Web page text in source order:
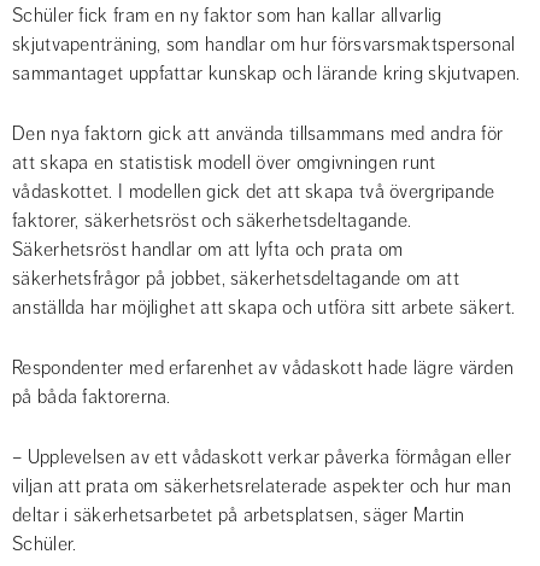
Schüler fick fram en ny faktor som han kallar allvarlig
skjutvapenträning, som handlar om hur försvarsmaktspersonal
sammantaget uppfattar kunskap och lärande kring skjutvapen.
Den nya faktorn gick att använda tillsammans med andra för
att skapa en statistisk modell över omgivningen runt
vådaskottet. I modellen gick det att skapa två övergripande
faktorer, säkerhetsröst och säkerhetsdeltagande.
Säkerhetsröst handlar om att lyfta och prata om
säkerhetsfrågor på jobbet, säkerhetsdeltagande om att
anställda har möjlighet att skapa och utföra sitt arbete säkert.
Respondenter med erfarenhet av vådaskott hade lägre värden
på båda faktorerna.
– Upplevelsen av ett vådaskott verkar påverka förmågan eller
viljan att prata om säkerhetsrelaterade aspekter och hur man
deltar i säkerhetsarbetet på arbetsplatsen, säger Martin
Schüler.